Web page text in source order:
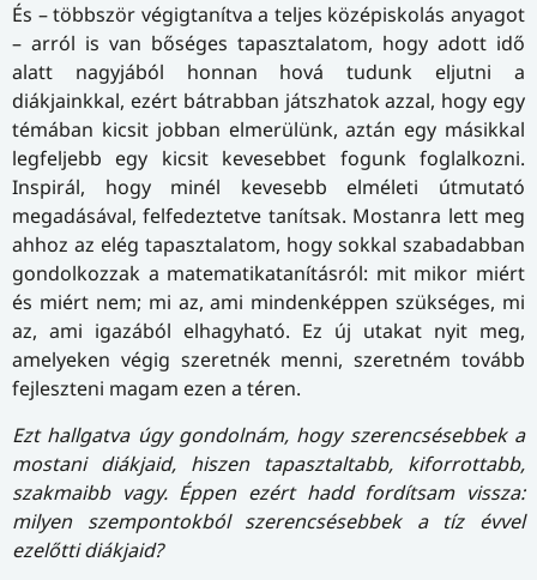
És – többször végigtanítva a teljes középiskolás anyagot
– arról is van bőséges tapasztalatom, hogy adott idő
alatt nagyjából honnan hová tudunk eljutni a
diákjainkkal, ezért bátrabban játszhatok azzal, hogy egy
témában kicsit jobban elmerülünk, aztán egy másikkal
legfeljebb egy kicsit kevesebbet fogunk foglalkozni.
Inspirál, hogy minél kevesebb elméleti útmutató
megadásával, felfedeztetve tanítsak. Mostanra lett meg
ahhoz az elég tapasztalatom, hogy sokkal szabadabban
gondolkozzak a matematikatanításról: mit mikor miért
és miért nem; mi az, ami mindenképpen szükséges, mi
az, ami igazából elhagyható. Ez új utakat nyit meg,
amelyeken végig szeretnék menni, szeretném tovább
fejleszteni magam ezen a téren.
Ezt hallgatva úgy gondolnám, hogy szerencsésebbek a
mostani diákjaid, hiszen tapasztaltabb, kiforrottabb,
szakmaibb vagy. Éppen ezért hadd fordítsam vissza:
milyen szempontokból szerencsésebbek a tíz évvel
ezelőtti diákjaid?